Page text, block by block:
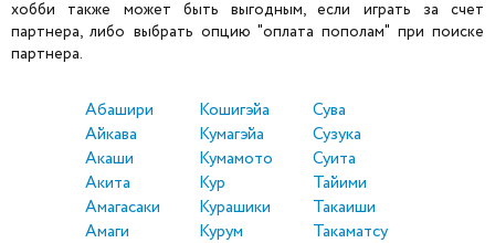
хобби также может быть выгодным, если играть за счет
партнера, либо выбрать опцию "оплата пополам" при поиске
партнера.
Абашири
Айкава
Акаши
Акита
Амагасаки
Амаги
Кошигэйа
Кумагэйа
Кумамото
Кур
Курашики
Курум
Сува
Сузука
Суита
Тайими
Такаиши
Такаматсу